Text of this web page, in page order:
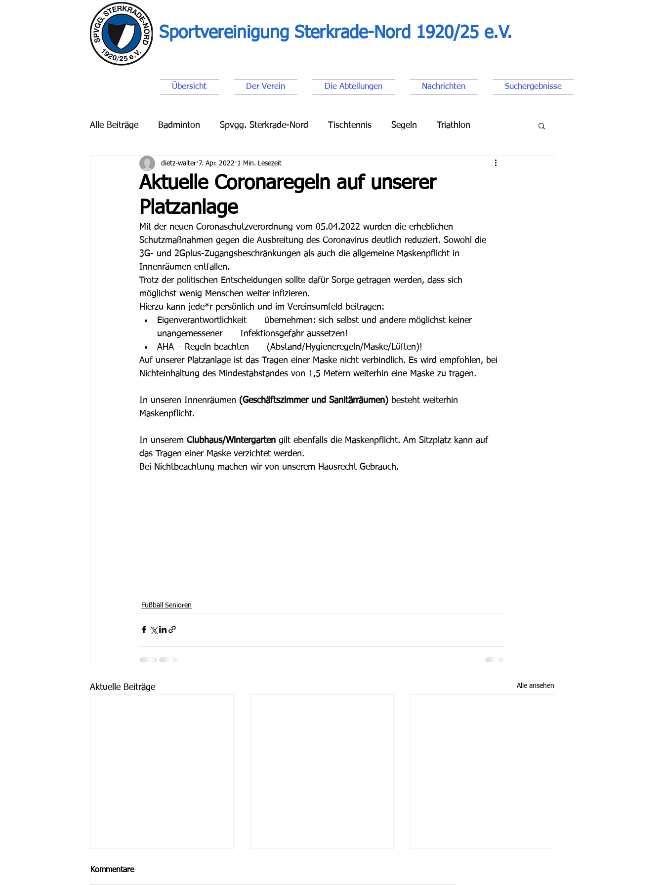
Sportvereinigung Sterkrade-Nord 1920/25 e.V.
Übersicht Der Verein Die Abteilungen Nachrichten Suchergebnisse
Alle Beiträge Badminton Spvgg. Sterkrade-Nord Tischtennis Segeln Triathlon
Breitensport Schach Leichtathletik
Aktuelle Coronaregeln auf unserer
Platzanlage
dietz-walter 7. Apr. 2022 1 Min. Lesezeit
Mit der neuen Coronaschutzverordnung vom 05.04.2022 wurden die erheblichen
Schutzmaßnahmen gegen die Ausbreitung des Coronavirus deutlich reduziert. Sowohl die
3G- und 2Gplus-Zugangsbeschränkungen als auch die allgemeine Maskenpflicht in
Innenräumen entfallen.
Trotz der politischen Entscheidungen sollte dafür Sorge getragen werden, dass sich
möglichst wenig Menschen weiter infizieren.
Hierzu kann jede*r persönlich und im Vereinsumfeld beitragen:
Eigenverantwortlichkeit      übernehmen: sich selbst und andere möglichst keiner
unangemessener      Infektionsgefahr aussetzen!
AHA – Regeln beachten      (Abstand/Hygieneregeln/Maske/Lüften)!
Auf unserer Platzanlage ist das Tragen einer Maske nicht verbindlich. Es wird empfohlen, bei
Nichteinhaltung des Mindestabstandes von 1,5 Metern weiterhin eine Maske zu tragen.
In unseren Innenräumen (Geschäftszimmer und Sanitärräumen) besteht weiterhin
Maskenpflicht.
In unserem Clubhaus/Wintergarten gilt ebenfalls die Maskenpflicht. Am Sitzplatz kann auf
das Tragen einer Maske verzichtet werden.
Bei Nichtbeachtung machen wir von unserem Hausrecht Gebrauch.
Fußball Senioren
Aktuelle Beiträge Alle ansehen
Kommentare